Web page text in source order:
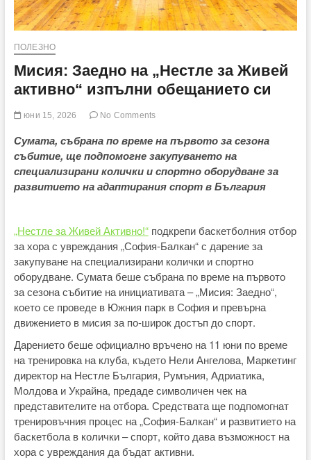
ПОЛЕЗНО
Мисия: Заедно на „Нестле за Живей
активно“ изпълни обещанието си
юни 15, 2026 No Comments
Сумата, събрана по време на първото за сезона
събитие, ще подпомогне закупуването на
специализирани колички и спортно оборудване за
развитието на адаптирания спорт в България
„Нестле за Живей Активно!“подкрепи баскетболния отбор
за хора с увреждания „София-Балкан“ с дарение за
закупуване на специализирани колички и спортно
оборудване. Сумата беше събрана по време на първото
за сезона събитие на инициативата – „Мисия: Заедно“,
което се проведе в Южния парк в София и превърна
движението в мисия за по-широк достъп до спорт.
Дарението беше официално връчено на 11 юни по време
на тренировка на клуба, където Нели Ангелова, Маркетинг
директор на Нестле България, Румъния, Адриатика,
Молдова и Украйна, предаде символичен чек на
представителите на отбора. Средствата ще подпомогнат
тренировъчния процес на „София-Балкан“ и развитието на
баскетбола в колички – спорт, който дава възможност на
хора с увреждания да бъдат активни.